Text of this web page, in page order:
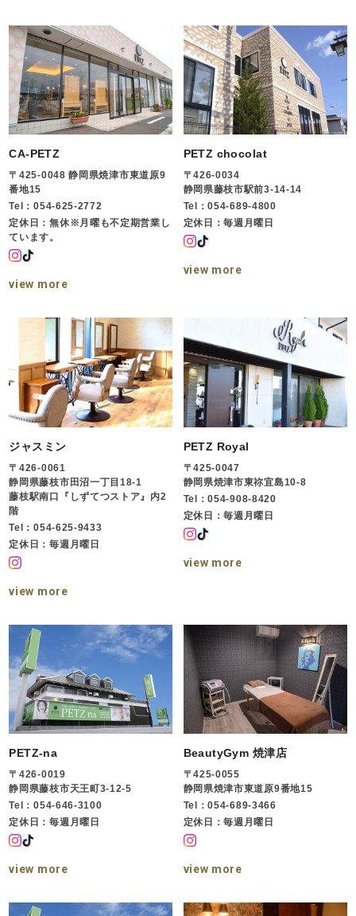
CA-PETZ
〒425-0048 静岡県焼津市東道原9
番地15
Tel：054-625-2772
定休日：無休※月曜も不定期営業し
ています。
view more
PETZ chocolat
〒426-0034
静岡県藤枝市駅前3-14-14
Tel：054-689-4800
定休日：毎週月曜日
view more
ジャスミン
〒426-0061
静岡県藤枝市田沼一丁目18-1
藤枝駅南口『しずてつストア』内2
階
Tel：054-625-9433
定休日：毎週月曜日
view more
PETZ Royal
〒425-0047
静岡県焼津市東祢宜島10-8
Tel：054-908-8420
定休日：毎週月曜日
view more
PETZ-na
〒426-0019
静岡県藤枝市天王町3-12-5
Tel：054-646-3100
定休日：毎週月曜日
view more
BeautyGym 焼津店
〒425-0055
静岡県焼津市東道原9番地15
Tel：054-689-3466
定休日：毎週月曜日
view more